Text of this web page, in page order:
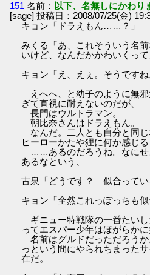
151 名前： 以下、名無しにかわり
[sage] 投稿日：2008/07/25(金)
キョン「ドラえもん……？」
みくる「あ、これそういう名
いけど、なんだかかわいくって
キョン「え、えぇ。そうですね
えへへ、と幼子のように無
ぎて直視に耐えないのだが、
長門はウルトラマン。
朝比奈さんはドラえもん。
なんだ。二人とも自分と同
ヒーローかたや狸に何か感じ
……あるのだろうね。なにせ
あるなという、
古泉「どうです？ 似合ってい
キョン「全然これっぽっちも似
ギニュー特戦隊の一番たい
ってエスパー少年はほがらかに
名前はグルドだっただろう
っという間にやられちまった
在だ。